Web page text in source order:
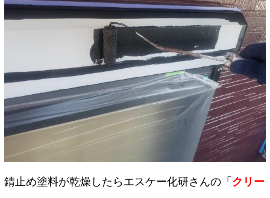
錆止め塗料が乾燥したらエスケー化研さんの「 クリー